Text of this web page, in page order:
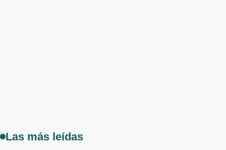
Las más leídas